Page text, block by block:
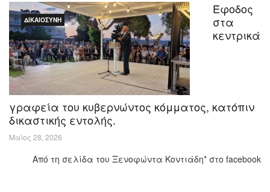
ΔΙΚΑΙΟΣΎΝΗ
Έφοδος
στα
κεντρικά
γραφεία του κυβερνώντος κόμματος, κατόπιν
δικαστικής εντολής.
Μαϊος 28, 2026
Από τη σελίδα του Ξενοφώντα Κοντιάδη* στο facebook